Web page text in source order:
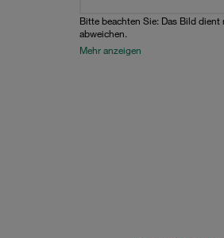
Bitte beachten Sie: Das Bild
abweichen.
Mehr anzeigen